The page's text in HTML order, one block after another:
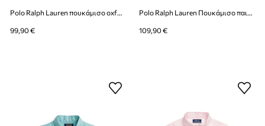
Polo Ralph Lauren πουκάμισο oxford παιδικό βαμβακερό
99,90 €
Polo Ralph Lauren Πουκάμισο παιδικό βαμβακερό
109,90 €